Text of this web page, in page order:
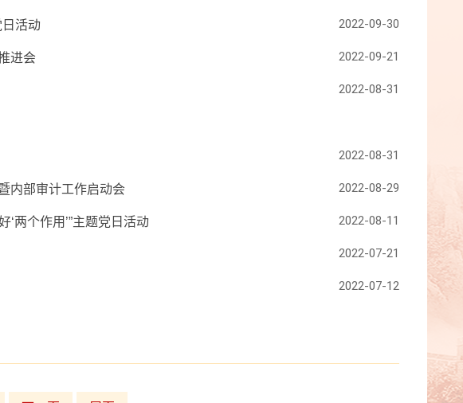
活动 2022-09-30
进会 2022-09-21
2022-08-31
2022-08-31
内部审计工作启动会 2022-08-29
两个作用’”主题党日活动 2022-08-11
2022-07-21
2022-07-12